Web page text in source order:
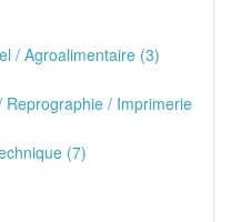
/ Agroalimentaire (3)
/ Imprimerie
(7)